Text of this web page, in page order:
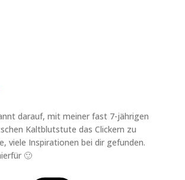
darauf, mit meiner fast 7-jährigen
Kaltblutstute das Clickern zu
viele Inspirationen bei dir gefunden.
🙂